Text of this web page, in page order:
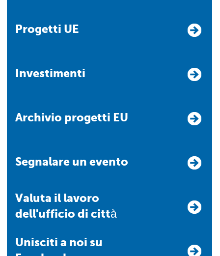
Progetti UE
Investimenti
Archivio progetti EU
Segnalare un evento
Valuta il lavoro
dell'ufficio di città
Unisciti a noi su